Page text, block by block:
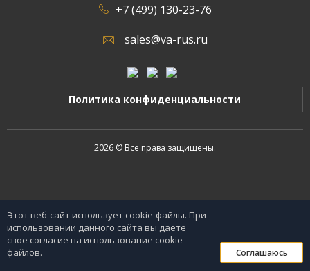
+7 (499) 130-23-76
sales@va-rus.ru
Политика конфиденциальности
2026 © Все права защищены.
0
Этот веб-сайт использует cookie-файлы. При
использовании данного сайта вы даете
свое согласие на использование cookie-
файлов.
Соглашаюсь